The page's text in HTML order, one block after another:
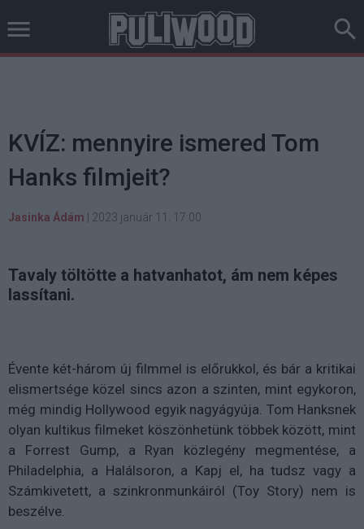
KVÍZ: mennyire ismered Tom
Hanks filmjeit?
Jasinka Ádám 2023 január 11. 17:00
Tavaly töltötte a hatvanhatot, ám nem képes
lassítani.
Évente két-három új filmmel is előrukkol, és bár a kritikai
elismertsége közel sincs azon a szinten, mint egykoron,
még mindig Hollywood egyik nagyágyúja. Tom Hanksnek
olyan kultikus filmeket köszönhetünk többek között, mint
a Forrest Gump, a Ryan közlegény megmentése, a
Philadelphia, a Halálsoron, a Kapj el, ha tudsz vagy a
Számkivetett, a szinkronmunkáiról (Toy Story) nem is
beszélve.